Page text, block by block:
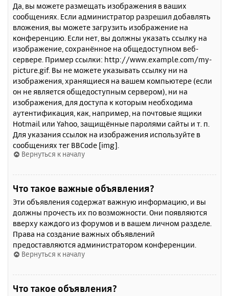
Да, вы можете размещать изображения в ваших
сообщениях. Если администратор разрешил добавлять
вложения, вы можете загрузить изображение на
конференцию. Если нет, вы должны указать ссылку на
изображение, сохранённое на общедоступном веб-
сервере. Пример ссылки: http://www.example.com/my-
picture.gif. Вы не можете указывать ссылку ни на
изображения, хранящиеся на вашем компьютере (если
он не является общедоступным сервером), ни на
изображения, для доступа к которым необходима
аутентификация, как, например, на почтовые ящики
Hotmail или Yahoo, защищённые паролями сайты и т. п.
Для указания ссылок на изображения используйте в
сообщениях тег BBCode [img].
Вернуться к началу
Что такое важные объявления?
Эти объявления содержат важную информацию, и вы
должны прочесть их по возможности. Они появляются
вверху каждого из форумов и в вашем личном разделе.
Права на создание важных объявлений
предоставляются администратором конференции.
Вернуться к началу
Что такое объявления?